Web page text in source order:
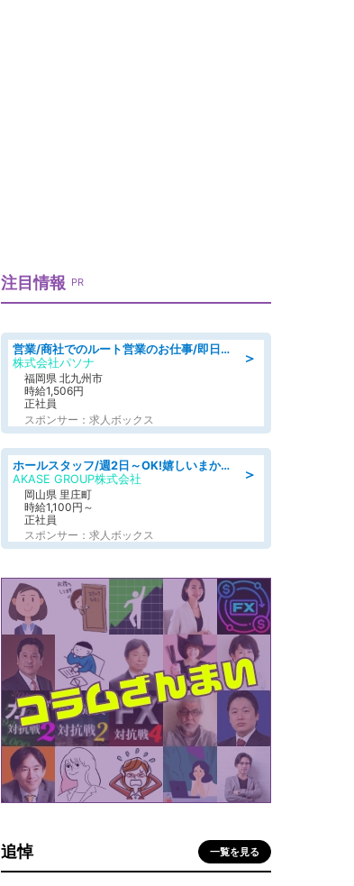
注目情報 PR
＞
営業/商社でのルート営業のお仕事/即日勤務可/車通勤可/営業
株式会社パソナ
福岡県 北九州市
時給1,506円
正社員
スポンサー：求人ボックス
＞
ホールスタッフ/週2日～OK!嬉しいまかない付き/岡山県/浅口郡里庄町
AKASE GROUP株式会社
岡山県 里庄町
時給1,100円～
正社員
スポンサー：求人ボックス
追悼 一覧を見る